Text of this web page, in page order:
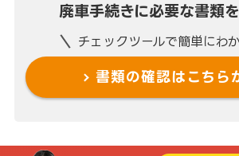
廃車手続きに必要な書類
チェックツールで簡単にわか
書類の確認は こちら